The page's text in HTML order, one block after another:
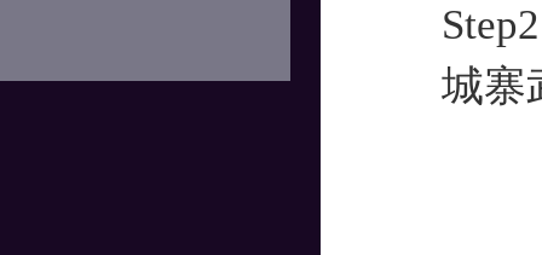
城寨武